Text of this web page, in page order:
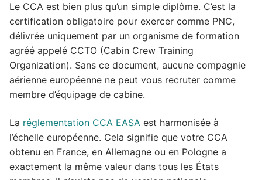
Le CCA est bien plus qu’un simple diplôme. C’est la
certification obligatoire pour exercer comme PNC,
délivrée uniquement par un organisme de formation
agréé appelé CCTO (Cabin Crew Training
Organization). Sans ce document, aucune compagnie
aérienne européenne ne peut vous recruter comme
membre d’équipage de cabine.
La réglementation CCA EASA est harmonisée à
l’échelle européenne. Cela signifie que votre CCA
obtenu en France, en Allemagne ou en Pologne a
exactement la même valeur dans tous les États